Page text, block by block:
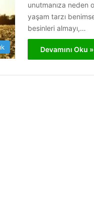
unutmanıza neden
yaşam tarzı
besinleri almayı,…
Devamını Oku »